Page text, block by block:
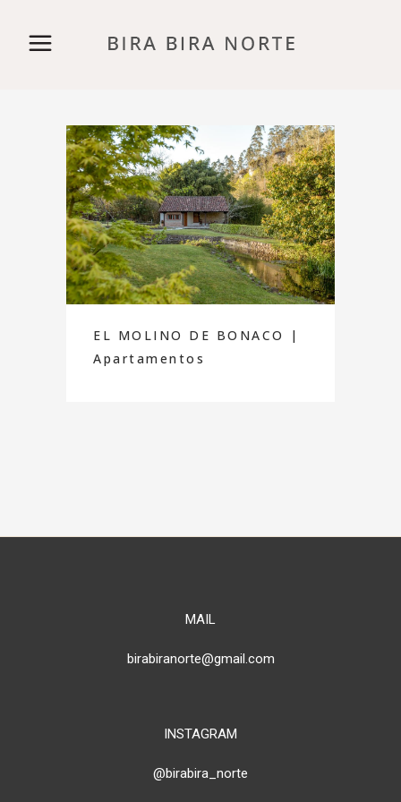
EL MOLINO DE BONACO |
Apartamentos
MAIL
birabiranorte@gmail.com
INSTAGRAM
@birabira_norte